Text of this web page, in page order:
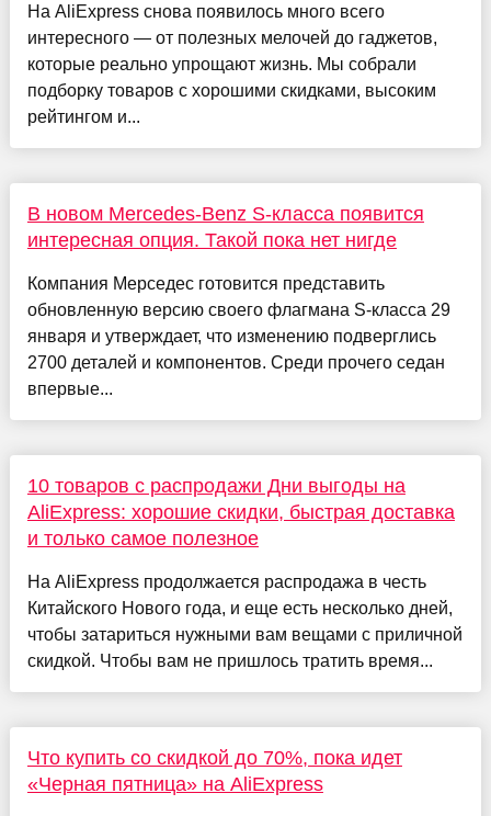
На AliExpress снова появилось много всего
интересного — от полезных мелочей до гаджетов,
которые реально упрощают жизнь. Мы собрали
подборку товаров с хорошими скидками, высоким
рейтингом и...
В новом Mercedes-Benz S-класса появится
интересная опция. Такой пока нет нигде
Компания Мерседес готовится представить
обновленную версию своего флагмана S-класса 29
января и утверждает, что изменению подверглись
2700 деталей и компонентов. Среди прочего седан
впервые...
10 товаров с распродажи Дни выгоды на
AliExpress: хорошие скидки, быстрая доставка
и только самое полезное
На AliExpress продолжается распродажа в честь
Китайского Нового года, и еще есть несколько дней,
чтобы затариться нужными вам вещами с приличной
скидкой. Чтобы вам не пришлось тратить время...
Что купить со скидкой до 70%, пока идет
«Черная пятница» на AliExpress